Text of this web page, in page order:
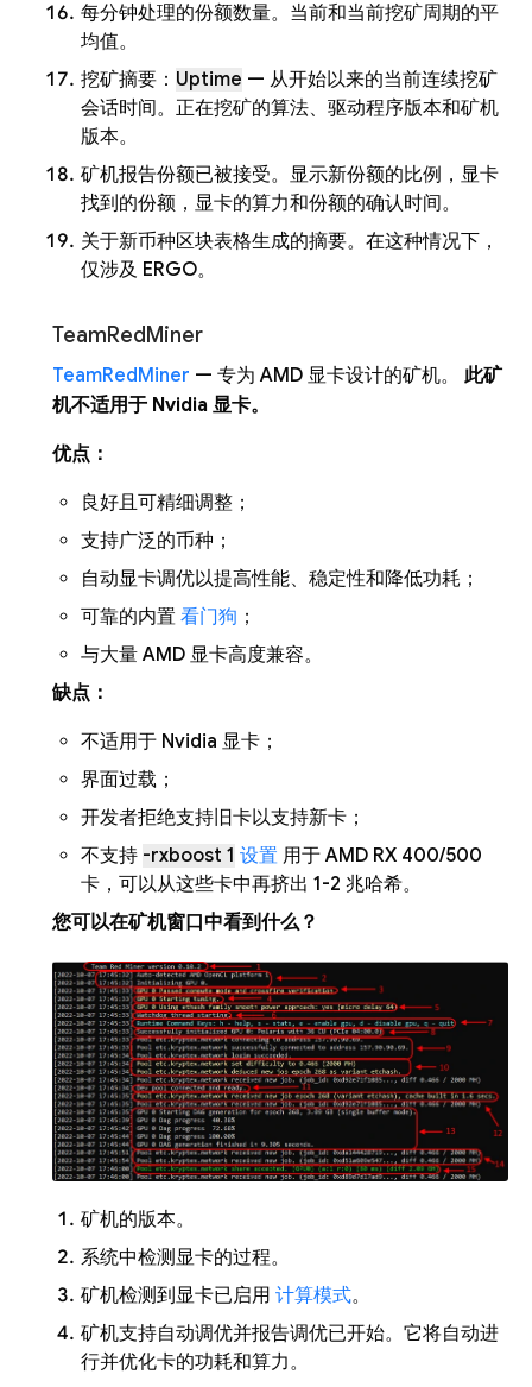
每分钟处理的份额数量。当前和当前挖矿周期的平
均值。
挖矿摘要： Uptime — 从开始以来的当前连续挖矿
会话时间。正在挖矿的算法、驱动程序版本和矿机
版本。
矿机报告份额已被接受。显示新份额的比例，显卡
找到的份额，显卡的算力和份额的确认时间。
关于新币种区块表格生成的摘要。在这种情况下，
仅涉及 ERGO。
TeamRedMiner
TeamRedMiner — 专为 AMD 显卡设计的矿机。 此矿
机不适用于 Nvidia 显卡。
优点：
良好且可精细调整；
支持广泛的币种；
自动显卡调优以提高性能、稳定性和降低功耗；
可靠的内置 看门狗 ；
与大量 AMD 显卡高度兼容。
缺点：
不适用于 Nvidia 显卡；
界面过载；
开发者拒绝支持旧卡以支持新卡；
不支持 -rxboost 1 设置 用于 AMD RX 400/500
卡，可以从这些卡中再挤出 1-2 兆哈希。
您可以在矿机窗口中看到什么？
矿机的版本。
系统中检测显卡的过程。
矿机检测到显卡已启用 计算模式。
矿机支持自动调优并报告调优已开始。它将自动进
行并优化卡的功耗和算力。